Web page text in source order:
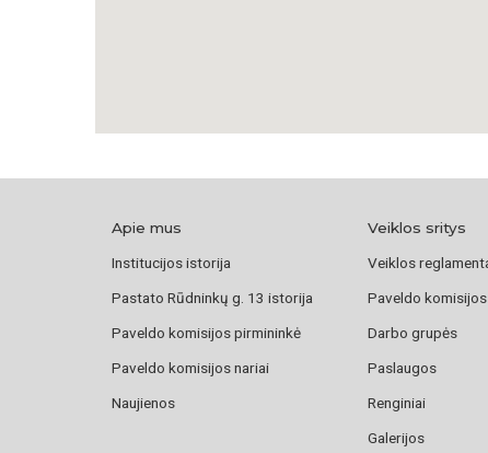
Apie mus
Institucijos istorija
Pastato Rūdninkų g. 13 istorija
Paveldo komisijos pirmininkė
Paveldo komisijos nariai
Naujienos
Veiklos sritys
Veiklos
Paveldo
Darbo grupės
Paslaugos
Renginiai
Galerijos